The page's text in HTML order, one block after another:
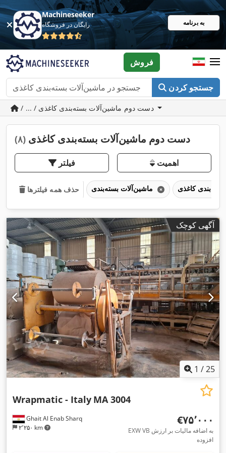
Machineseeker
رایگان در فروشگاه به برنامه
جستجو کردن
فروش
/ ... / دست دوم ماشین‌آلات بسته‌بندی کاغذی
دست دوم ماشین‌آلات بسته‌بندی کاغذی (۸)
فیلتر اهمیت
حذف همه فیلترها
آگهی کوچک
1 /25
Ghait Al Enab Sharq
۲٬۲۵۰ km
Wrapmatic - Italy MA 3004
‎€۷۵٬۰۰۰
EXW VB به اضافه مالیات بر ارزش
افزوده